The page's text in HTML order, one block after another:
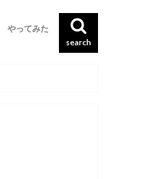
search
やってみた